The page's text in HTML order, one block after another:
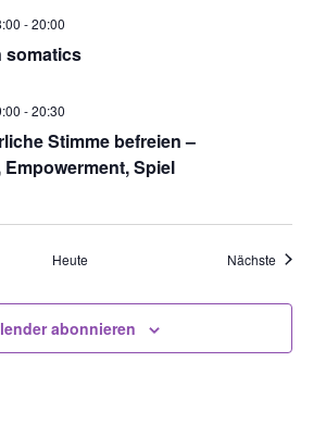
somatics
-20:00
Stimme befreien –
Spiel
-20:30
Heute Nächste
abonnieren